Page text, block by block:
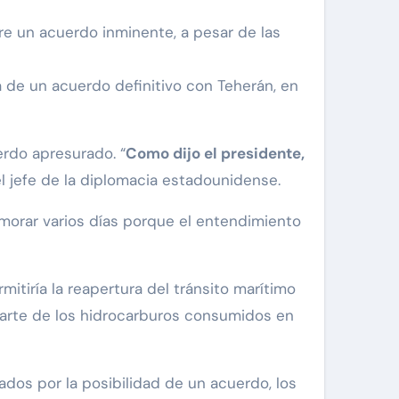
un acuerdo inminente, a pesar de las
de un acuerdo definitivo con Teherán, en
apresurado. “Como dijo el presidente,
jefe de la diplomacia estadounidense.
varios días porque el entendimiento
la reapertura del tránsito marítimo
de los hidrocarburos consumidos en
por la posibilidad de un acuerdo, los